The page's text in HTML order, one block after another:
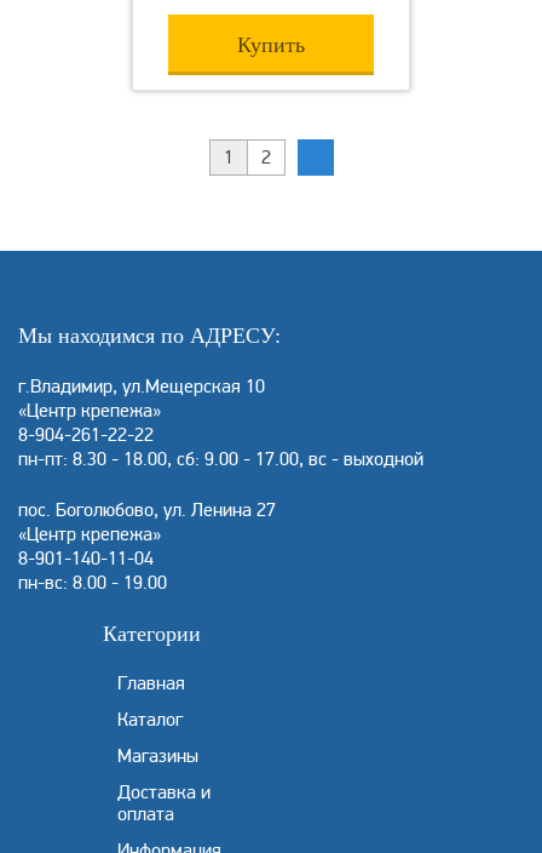
Купить
1 2
Мы находимся по АДРЕСУ:
г.Владимир, ул.Мещерская 10
«Центр крепежа»
8-904-261-22-22
пн-пт: 8.30 - 18.00, сб: 9.00 - 17.00, вс - выходной
пос. Боголюбово, ул. Ленина 27
«Центр крепежа»
8-901-140-11-04
пн-вс: 8.00 - 19.00
Категории
Главная
Каталог
Магазины
Доставка и
оплата